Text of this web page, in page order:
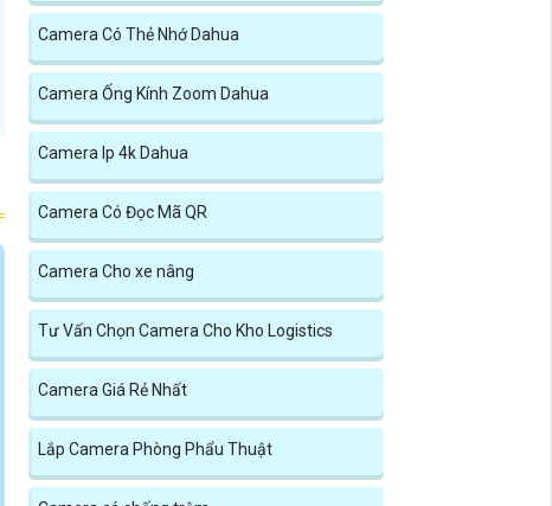
Camera Có Thẻ Nhớ Dahua
Camera Ống Kính Zoom Dahua
Camera Ip 4k Dahua
Camera Có Đọc Mã QR
Camera Cho xe nâng
Tư Vấn Chọn Camera Cho Kho Logistics
Camera Giá Rẻ Nhất
Lắp Camera Phòng Phẩu Thuật